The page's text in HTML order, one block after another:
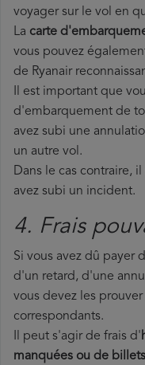
voyager sur le vol en
La carte
vous pouvez
de Ryanair
Il est important que
d'embarquement de
avez subi une
un autre vol.
Dans le cas contraire,
avez subi un incident.
4. Frais
Si vous avez dû payer
d'un retard, d'une
vous devez les
correspondants.
Il peut s'agir de frais d'
manquées ou de